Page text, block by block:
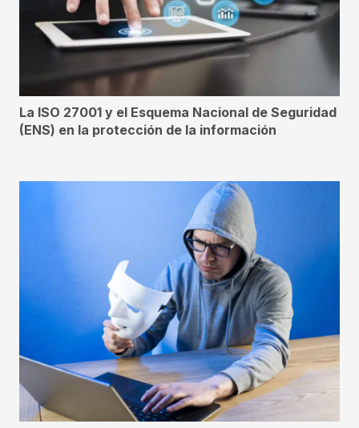
La ISO 27001 y el Esquema Nacional de Seguridad
(ENS) en la protección de la información